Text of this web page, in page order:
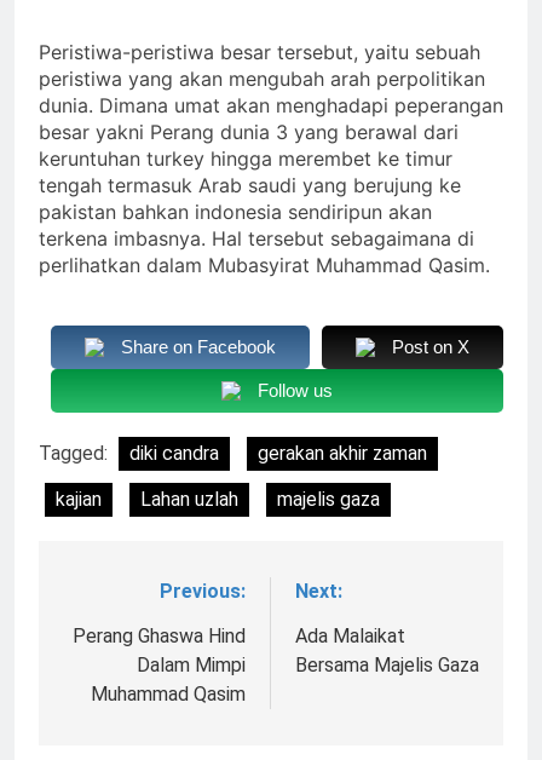
Peristiwa-peristiwa besar tersebut, yaitu sebuah
peristiwa yang akan mengubah arah perpolitikan
dunia. Dimana umat akan menghadapi peperangan
besar yakni Perang dunia 3 yang berawal dari
keruntuhan turkey hingga merembet ke timur
tengah termasuk Arab saudi yang berujung ke
pakistan bahkan indonesia sendiripun akan
terkena imbasnya. Hal tersebut sebagaimana di
perlihatkan dalam Mubasyirat Muhammad Qasim.
Share on Facebook Post on X
Follow us
Tagged: diki candra
gerakan akhir zaman
kajian
Lahan uzlah majelis gaza
Navigasi
pos
Previous:
Perang Ghaswa Hind
Dalam Mimpi
Muhammad Qasim
Next:
Ada Malaikat
Bersama Majelis Gaza